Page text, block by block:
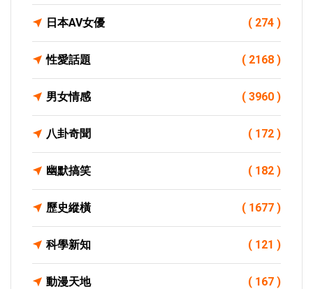
日本AV女優 ( 274 )
性愛話題 ( 2168 )
男女情感 ( 3960 )
八卦奇聞 ( 172 )
幽默搞笑 ( 182 )
歷史縱橫 ( 1677 )
科學新知 ( 121 )
動漫天地 ( 167 )